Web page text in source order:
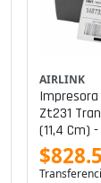
AIRLINK
Zt231
(11,4 Cm)
Mm/
Bluetooth